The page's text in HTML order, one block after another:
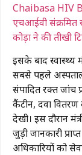
Chaibasa HIV
एचआईवी संक्रमित
कोड़ा ने की तीखी
इसके बाद स्वास्थ्य
सबसे पहले
संपादित रक्त जांच
कैंटीन, दवा वितरण
देखी। इस दौरान
जुड़ी जानकारी
अधिकारियों को